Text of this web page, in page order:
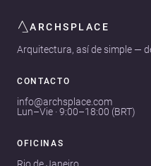
ARCHSPLACE
Arquitectura, así de simple —
CONTACTO
info@archsplace.com
Lun–Vie · 9:00–18:00 (BRT)
OFICINAS
Rio de Janeiro